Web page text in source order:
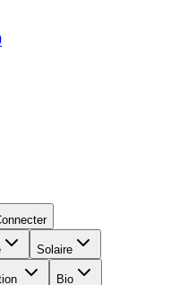
Solaire
Bio